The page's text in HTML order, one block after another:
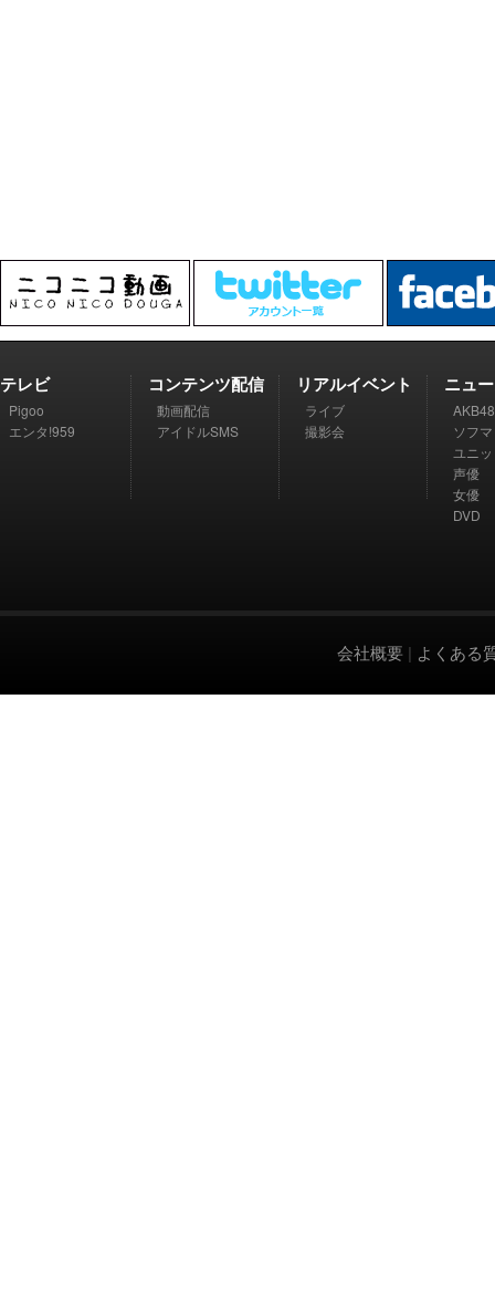
テレビ
Pigoo
エンタ!959
コンテンツ配信
動画配信
アイドルSMS
リアルイベント
ライブ
撮影会
ニュ
AKB48
ソフ
ユニ
声優
女優
DVD
会社概要 | よくある